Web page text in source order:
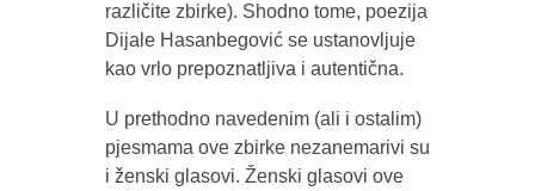
različite zbirke). Shodno tome, poezija
Dijale Hasanbegović se ustanovljuje
kao vrlo prepoznatljiva i autentična.
U prethodno navedenim (ali i ostalim)
pjesmama ove zbirke nezanemarivi su
i ženski glasovi. Ženski glasovi ove